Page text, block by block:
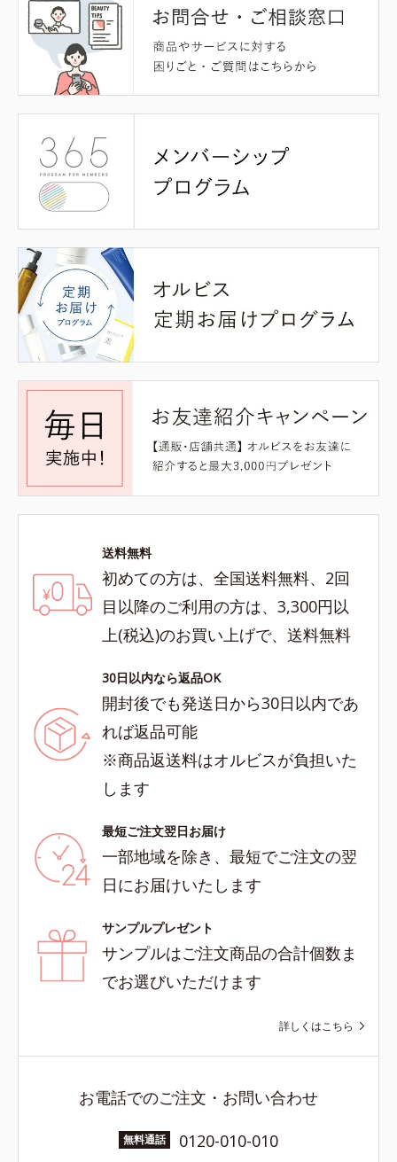
送料無料
初めての方は、全国送料無料、2回
目以降のご利用の方は、3,300円以
上(税込)のお買い上げで、送料無料
30日以内なら返品OK
開封後でも発送日から30日以内であ
れば返品可能
※商品返送料はオルビスが負担いた
します
最短ご注文翌日お届け
一部地域を除き、最短でご注文の翌
日にお届けいたします
サンプルプレゼント
サンプルはご注文商品の合計個数ま
でお選びいただけます
詳しくはこちら
お電話でのご注文・お問い合わせ
無料通話 0120-010-010